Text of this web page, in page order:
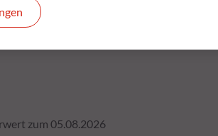
zum 05.08.2026